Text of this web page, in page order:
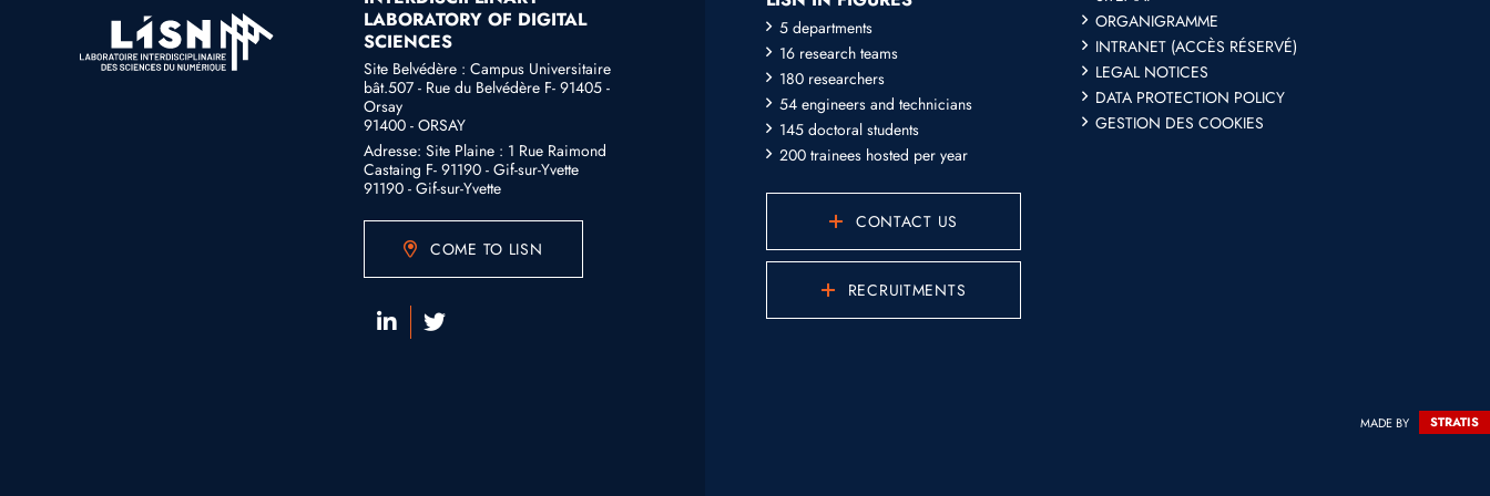
LABORATORY OF DIGITAL
SCIENCES
Site Belvédère : Campus Universitaire
bât.507 - Rue du Belvédère F- 91405 -
Orsay
91400 - ORSAY
Adresse: Site Plaine : 1 Rue Raimond
Castaing F- 91190 - Gif-sur-Yvette
91190 - Gif-sur-Yvette
COME TO LISN
5 departments
16 research teams
180 researchers
54 engineers and technicians
145 doctoral students
200 trainees hosted per year
CONTACT US
RECRUITMENTS
ORGANIGRAMME
INTRANET (ACCÈS RÉSERVÉ)
LEGAL NOTICES
DATA PROTECTION POLICY
GESTION DES COOKIES
MADE BY STRATIS